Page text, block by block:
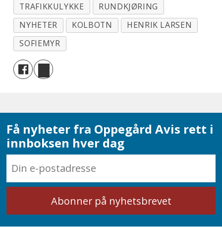
TRAFIKKULYKKE
RUNDKJØRING
NYHETER
KOLBOTN
HENRIK LARSEN
SOFIEMYR
Få nyheter fra Oppegård Avis rett i
innboksen hver dag